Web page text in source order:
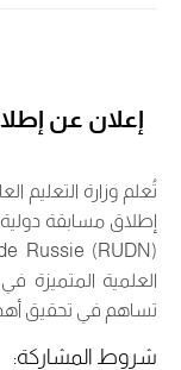
إعلان عن
تُعلم وزارة التعليم
إطلاق مسابقة
Russie (RUDN)
العلمية المتميزة
تساهم في تحقيق
شروط المشاركة: